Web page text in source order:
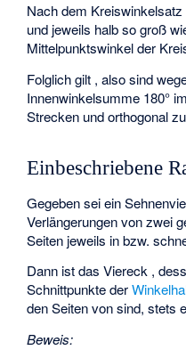
Nach dem
und jeweils halb so groß
Mittelpunktswinkel der
Folglich gilt , also sind
Innenwinkelsumme 180°
Strecken undorthogonal
Einbeschriebene
Gegeben sei ein
Verlängerungen von zwei
Seiten jeweils inbzw.
Dann ist das Viereck ,
Schnittpunkte der
den Seiten vonsind, stets
Beweis: